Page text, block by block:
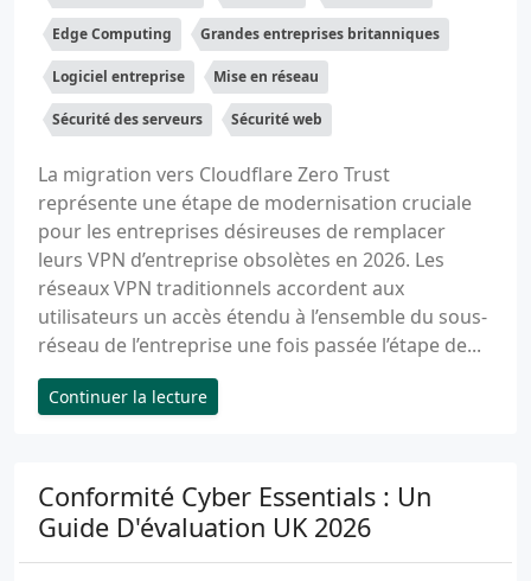
Edge Computing Grandes entreprises britanniques
Logiciel entreprise Mise en réseau
Sécurité des serveurs Sécurité web
La migration vers Cloudflare Zero Trust
représente une étape de modernisation cruciale
pour les entreprises désireuses de remplacer
leurs VPN d’entreprise obsolètes en 2026. Les
réseaux VPN traditionnels accordent aux
utilisateurs un accès étendu à l’ensemble du sous-
réseau de l’entreprise une fois passée l’étape de...
Continuer la lecture
Conformité Cyber Essentials : Un
Guide D'évaluation UK 2026